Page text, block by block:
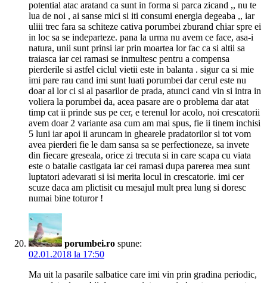
potential atac aratand ca sunt in forma si parca zicand ,, nu te
lua de noi , ai sanse mici si iti consumi energia degeaba ,, iar
uliii trec fara sa schiteze cativa porumbei zburand chiar spre ei
in loc sa se indeparteze. pana la urma nu avem ce face, asa-i
natura, unii sunt prinsi iar prin moartea lor fac ca si altii sa
traiasca iar cei ramasi se inmultesc pentru a compensa
pierderile si astfel ciclul vietii este in balanta . sigur ca si mie
imi pare rau cand imi sunt luati porumbei dar cerul este nu
doar al lor ci si al pasarilor de prada, atunci cand vin si intra in
voliera la porumbei da, acea pasare are o problema dar atat
timp cat ii prinde sus pe cer, e terenul lor acolo, noi crescatorii
avem doar 2 variante asa cum am mai spus, fie ii tinem inchisi
5 luni iar apoi ii aruncam in ghearele pradatorilor si tot vom
avea pierderi fie le dam sansa sa se perfectioneze, sa invete
din fiecare greseala, orice zi trecuta si in care scapa cu viata
este o batalie castigata iar cei ramasi dupa parerea mea sunt
luptatori adevarati si isi merita locul in crescatorie. imi cer
scuze daca am plictisit cu mesajul mult prea lung si doresc
numai bine toturor !
porumbei.ro spune:
02.01.2018 la 17:50
Ma uit la pasarile salbatice care imi vin prin gradina periodic,